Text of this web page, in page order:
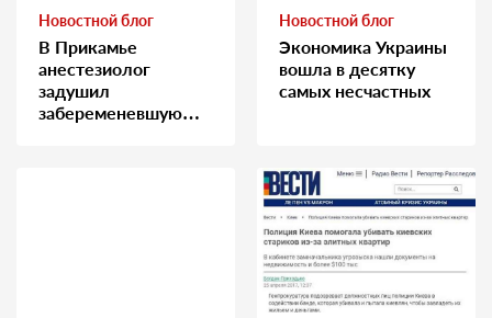
Новостной блог
В Прикамье
анестезиолог
задушил
забеременевшую
Новостной блог
Экономика Украины
вошла в десятку
самых несчастных